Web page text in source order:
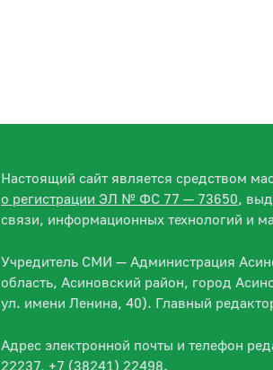
Настоящий сайт является средством
о регистрации ЭЛ № ФС 77 — 73650,
связи, информационных технологий и
Учредитель СМИ — Администрация
область, Асиновский район, город
ул. имени Ленина, 40). Главный
Адрес электронной почты и телефон
22237, +7 (38241) 22498.